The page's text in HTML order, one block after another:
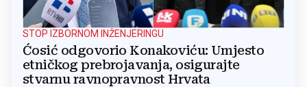
STOP IZBORNOM INŽENJERINGU
Ćosić odgovorio Konakoviću: Umjesto
etničkog prebrojavanja, osigurajte
stvarnu ravnopravnost Hrvata